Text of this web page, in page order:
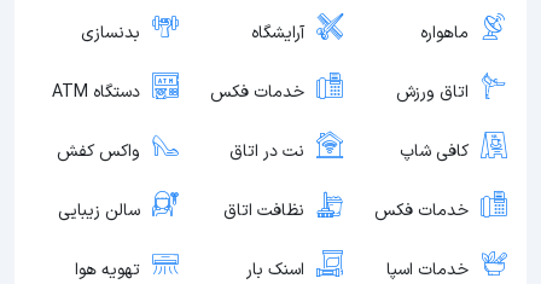
ماهواره آرایشگاه بدنسازی
اتاق ورزش خدمات فکس دستگاه ATM
کافی شاپ نت در اتاق واکس کفش
خدمات فکس نظافت اتاق سالن زیبایی
خدمات اسپا اسنک بار تهویه هوا